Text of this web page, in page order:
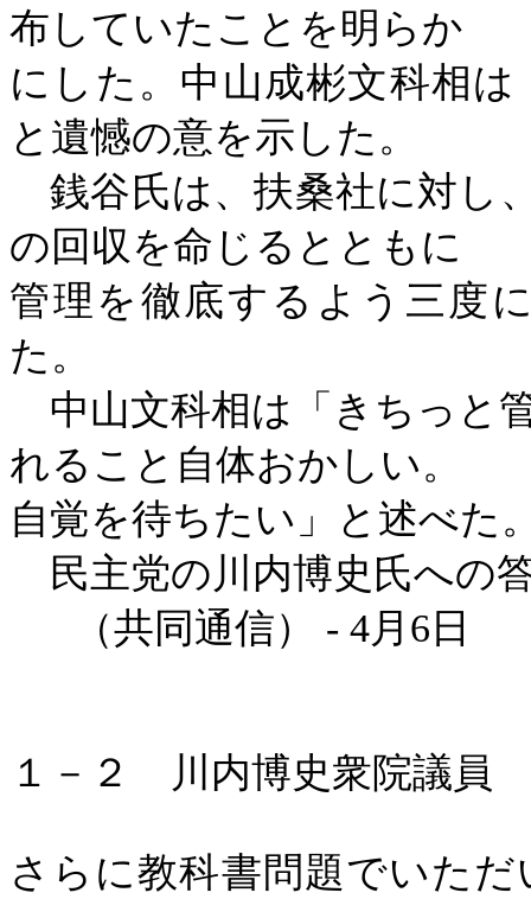
布していたことを明らか
にした。中山成彬文科相
と遺憾の意を示した。
銭谷氏は、扶桑社に対し
の回収を命じるとともに
管理を徹底するよう三度
た。
中山文科相は「きちっと
れること自体おかしい。
自覚を待ちたい」と述べた
民主党の川内博史氏への
（共同通信）
- 4月 6 日
１－２ 川内博史衆院議員
さらに教科書問題でいた